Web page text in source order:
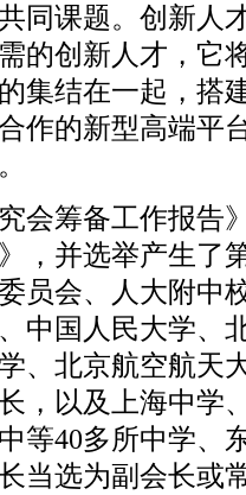
同课题。创新人
的创新人才，它
集结在一起，搭
作的新型高端平
筹备工作报告
，并选举产生了
员会、人大附中
中国人民大学、
、北京航空航天
，以及上海中学
等40多所中学、
当选为副会长或